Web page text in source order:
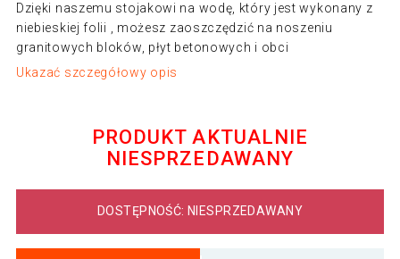
Dzięki naszemu stojakowi na wodę, który jest wykonany z
niebieskiej folii , możesz zaoszczędzić na noszeniu
granitowych bloków, płyt betonowych i obci
Ukazać szczegółowy opis
PRODUKT AKTUALNIE
NIESPRZEDAWANY
DOSTĘPNOŚĆ: NIESPRZEDAWANY